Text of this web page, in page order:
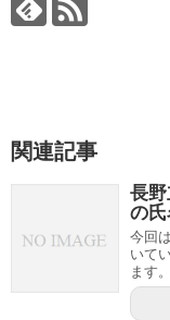
関連記事
長
の氏
今回
いて
ます。